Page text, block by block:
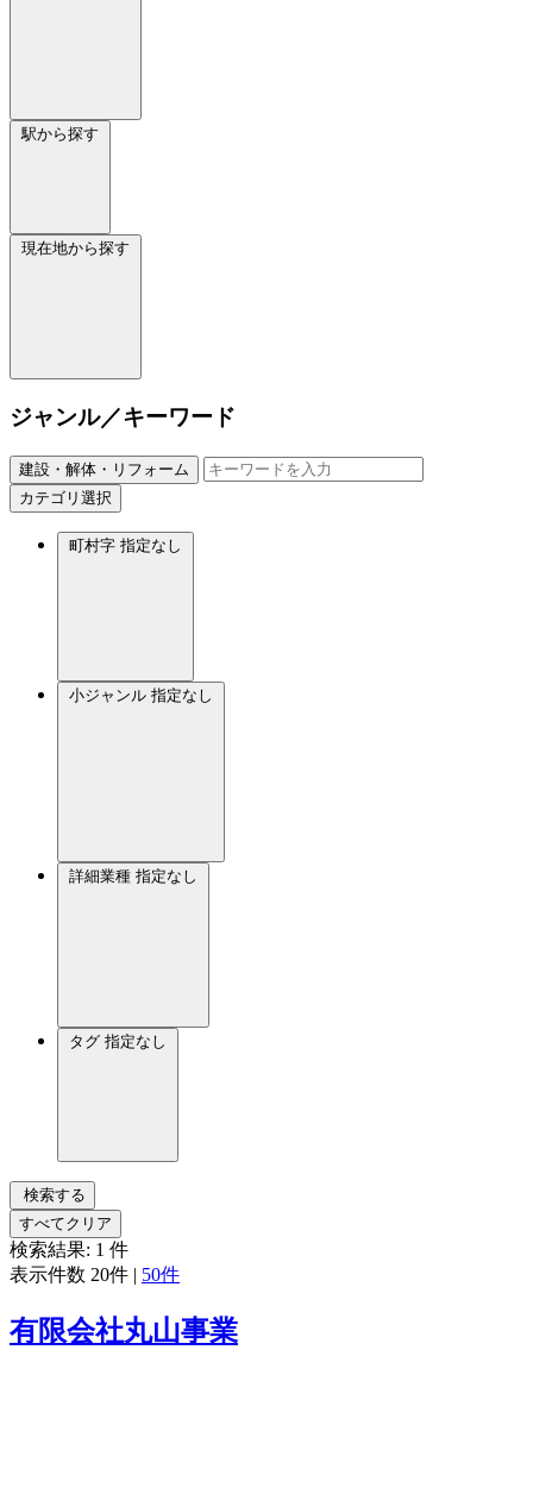
駅から探す
現在地から探す
ジャンル／キーワード
建設・解体・リフォーム
カテゴリ選択
町村字 指定なし
小ジャンル 指定なし
詳細業種 指定なし
タグ 指定なし
検索する
すべてクリア
検索結果: 1 件
表示件数 20件 | 50件
有限会社丸山事業